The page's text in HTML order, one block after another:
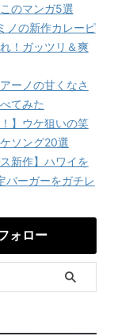
のマンガ5選
ノの新作カレーピ
！ガッツリ＆爽
ーノの甘くなさ
てみた
】ウケ狙いの笑
ソング20選
新作】ハワイを
バーガーをガチレ
ォロー